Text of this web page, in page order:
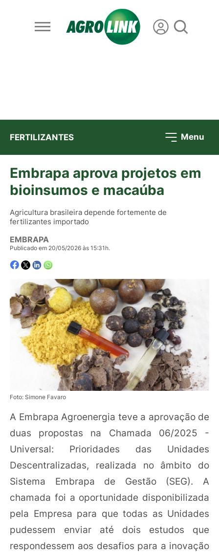
FERTILIZANTES Menu
Embrapa aprova projetos em
bioinsumos e macaúba
Agricultura brasileira depende fortemente de
fertilizantes importado
EMBRAPA
Publicado em 20/05/2026 às 15:31h.
Foto: Simone Favaro
A Embrapa Agroenergia teve a aprovação de
duas propostas na Chamada 06/2025 -
Universal: Prioridades das Unidades
Descentralizadas, realizada no âmbito do
Sistema Embrapa de Gestão (SEG). A
chamada foi a oportunidade disponibilizada
pela Empresa para que todas as Unidades
pudessem enviar até dois estudos que
respondessem aos desafios para a inovação